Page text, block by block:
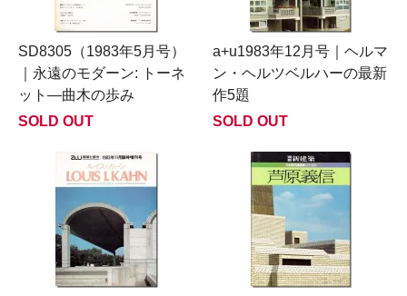
SD8305（1983年5月号）
｜永遠のモダーン: トーネ
ット―曲木の歩み
SOLD OUT
a+u1983年12月号｜ヘルマ
ン・ヘルツベルハーの最新
作5題
SOLD OUT